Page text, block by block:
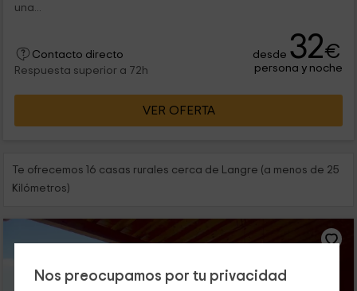
Nos preocupamos por tu privacidad
una...
Contacto directo
Respuesta superior a 72h
desde 32€
persona y noche
VER OFERTA
Te ofrecemos 16 casas rurales cerca de Langre (a menos de 25
Kilómetros)